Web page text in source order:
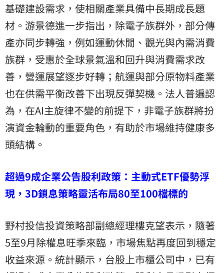
基礎建設需求，使相關產業具備中長期成長題
材。游景德進一步指出，除電子族群外，部分傳
產亦同步轉強，例如運動休閒、觀光與內需消費
族群，受惠於全球景氣溫和回升與消費需求改
善，營運展望逐步好轉；航運與部分原物料產業
也在供需平衡改善下出現反彈契機。法人普遍認
為，在AI主旋律不變的前提下，非電子族群將扮
演資金輪動的重要角色，有助於市場維持健康多
頭結構。
超過9成企業公告股利政策：主動式ETF優勢浮
現，3D鎖息策略靈活布局80至100檔標的
野村投信投資策略部副總經理樓克望表示，隨著
5至9月除權息旺季來臨，市場焦點再度回到穩定
收益來源。統計顯示，台股上市櫃公司中，已有